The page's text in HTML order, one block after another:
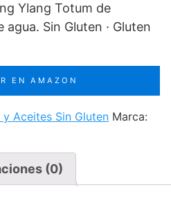
Ylang Totum de
Sin Gluten · Gluten
EN AMAZON
Aceites Sin Gluten Marca:
(0)